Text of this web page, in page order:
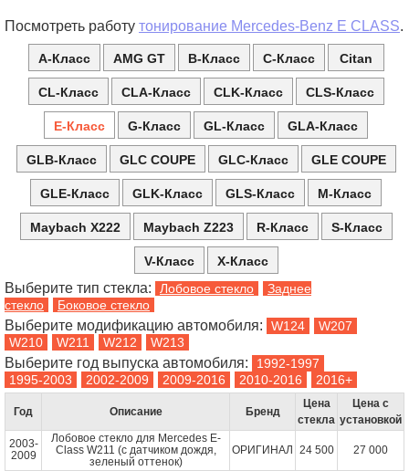
Посмотреть работу тонирование Mercedes-Benz E CLASS.
A-Класс AMG GT B-Класс C-Класс Citan
CL-Класс CLA-Класс CLK-Класс CLS-Класс
E-Класс G-Класс GL-Класс GLA-Класс
GLB-Класс GLC COUPE GLC-Класс GLE COUPE
GLE-Класс GLK-Класс GLS-Класс M-Класс
Maybach X222 Maybach Z223 R-Класс S-Класс
V-Класс X-Класс
Выберите тип стекла: Лобовое стекло
Заднее
стекло
Боковое стекло
Выберите модификацию автомобиля:
Выберите год выпуска автомобиля:
Год Описание Бренд
Цена
стекла
Цена с
установкой
2003-
2009
Лобовое стекло для Mercedes E-
Class W211 (с датчиком дождя,
зеленый оттенок)
ОРИГИНАЛ 24 500 27 000